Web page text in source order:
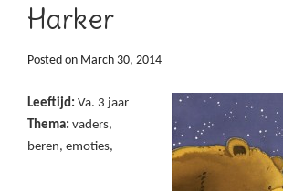
Harker
Posted on March 30, 2014
Leeftijd: Va. 3 jaar
Thema: vaders,
beren, emoties,